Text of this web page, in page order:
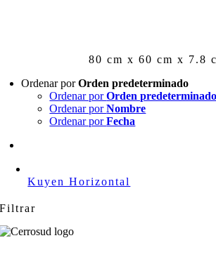
80 cm x 60 cm x 7.8
Ordenar porOrden predeterminado
Ordenar porOrden predeterminado
Ordenar porNombre
Ordenar porFecha
Kuyen Horizontal
Filtrar